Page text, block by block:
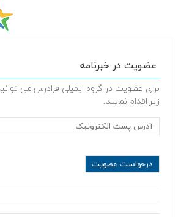
عضویت در خبرنامه
برای عضویت در گروه ایمیلی فرادرس می
زیر اقدام نمایید.